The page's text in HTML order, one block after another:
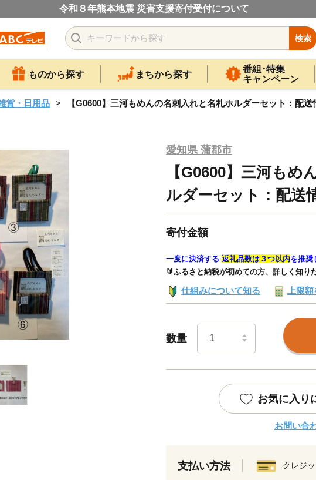
令和８年熊本地震 災害支援寄付受付について
検索
ものから探す まちから探す
番組･特集
キャンペーン
貨・日用品 【G0600】三河もめんの名刺入れと名札ホルダーセット：配
愛知県 蒲郡市
【G0600】三河もめ
ルダーセット：配
寄付金額
一度に決済する 返礼品数は３つ以内を推奨
🔰ふるさと納税が初めての方、詳しく知り
仕組みについて知る 上限
数量
お気に入り
お問い合
支払い方法 クレジ